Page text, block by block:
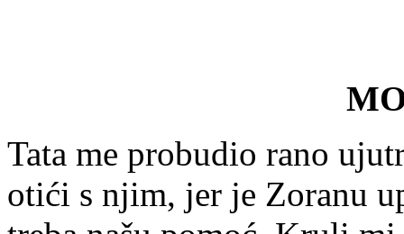
Tata me probudio rano
otići s njim, jer je Zoranu